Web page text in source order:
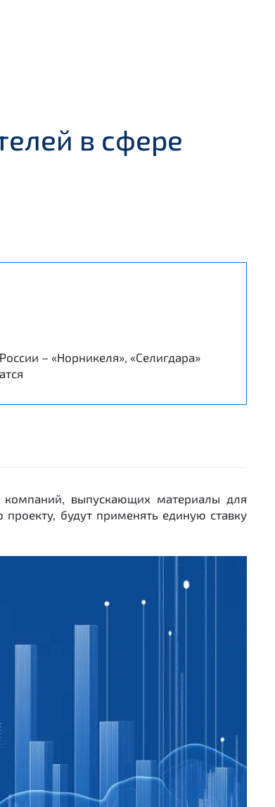
в сфере
– «Норникеля», «Селигдара»
выпускающих материалы для
будут применять единую ставку